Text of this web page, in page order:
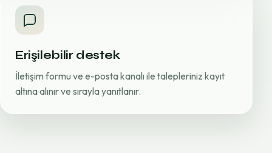
Erişilebilir destek
İletişim formu ve e-posta kanalı ile talepleriniz kayıt
altına alınır ve sırayla yanıtlanır.